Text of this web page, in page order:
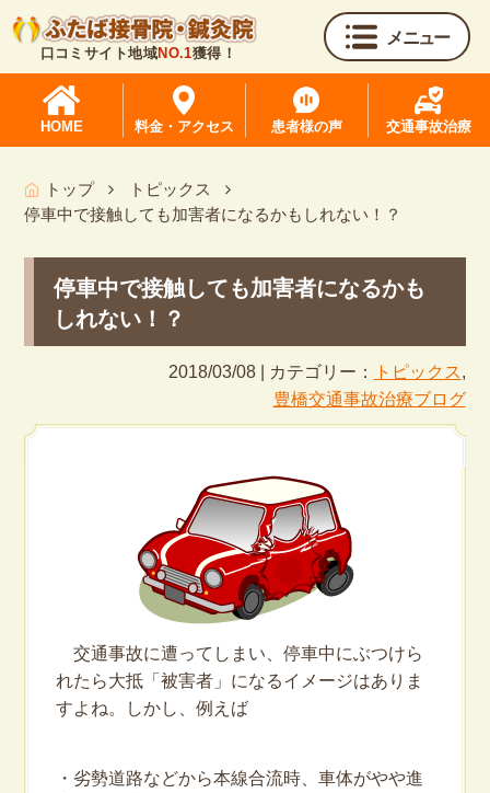
口コミサイト地域NO.1獲得！
メニュー
HOME 料金・アクセス 患者様の声 交通事故治療
トップ
トピックス
停車中で接触しても加害者になるかもしれない！？
停車中で接触しても加害者になるかも
しれない！？
2018/03/08 | カテゴリー： トピックス,
豊橋交通事故治療ブログ
交通事故に遭ってしまい、停車中にぶつけら
れたら大抵「被害者」になるイメージはありま
すよね。しかし、例えば
・劣勢道路などから本線合流時、車体がやや進